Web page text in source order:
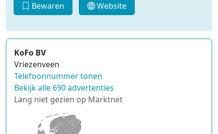
Bewaren Website
KoFo BV
Vriezenveen
Telefoonnummer tonen
Bekijk alle 690 advertenties
Lang niet gezien op Marktnet